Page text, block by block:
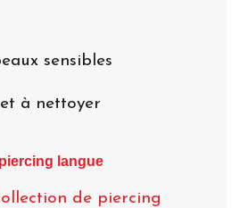
sensibles
à nettoyer
langue
de piercing